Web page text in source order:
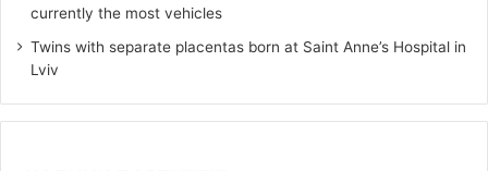
currently the most vehicles
Twins with separate placentas born at Saint Anne’s Hospital in
Lviv